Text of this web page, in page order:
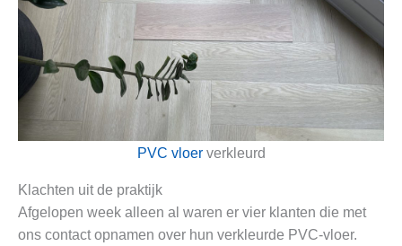
PVC vloerverkleurd
Klachten uit de praktijk
Afgelopen week alleen al waren er vier klanten die met
ons contact opnamen over hun verkleurde PVC-vloer.